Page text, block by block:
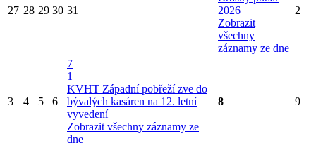
27 28 29 30 31
2026
Zobrazit
všechny
záznamy ze dne
2
3 4 5 6
7
1
KVHT Západní pobřeží zve do
bývalých kasáren na 12. letní
vyvedení
Zobrazit všechny záznamy ze
dne
8 9